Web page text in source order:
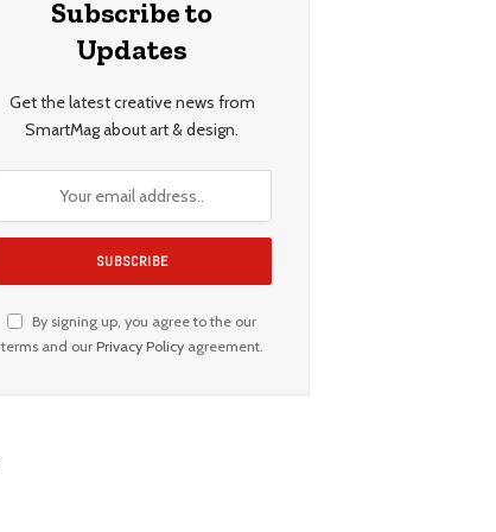
Subscribe to
Updates
Get the latest creative news from
SmartMag about art & design.
By signing up, you agree to the our
terms and our Privacy Policyagreement.